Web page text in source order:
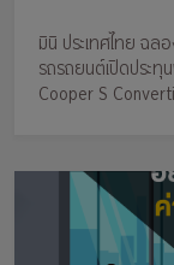
มินิ ประเทศไทย ฉ
รถรถยนต์เปิดประทุ
Cooper S